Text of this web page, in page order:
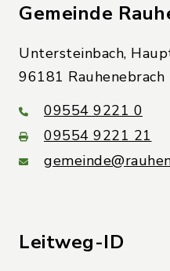
Gemeinde
Untersteinbach,
96181 Rauhenebrach
09554 9221 0
09554 9221 21
Leitweg-ID